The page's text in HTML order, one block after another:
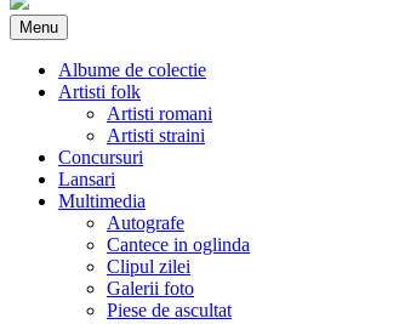
ForeverFolk
Muzica sufletului tau
Menu Skip
to
content
Albume de colectie
Artisti folk
Artisti romani
Artisti straini
Concursuri
Lansari
Multimedia
Autografe
Cantece in oglinda
Clipul zilei
Galerii foto
Piese de ascultat